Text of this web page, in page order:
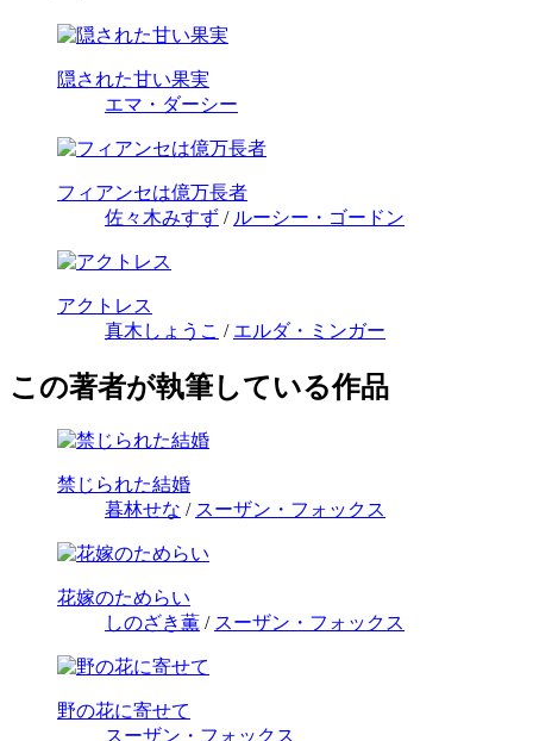
隠された甘い果実
エマ・ダーシー
フィアンセは億万長者
佐々木みすず / ルーシー・ゴードン
アクトレス
真木しょうこ / エルダ・ミンガー
この著者が執筆している作品
禁じられた結婚
暮林せな / スーザン・フォックス
花嫁のためらい
しのざき薫 / スーザン・フォックス
野の花に寄せて
スーザン・フォックス